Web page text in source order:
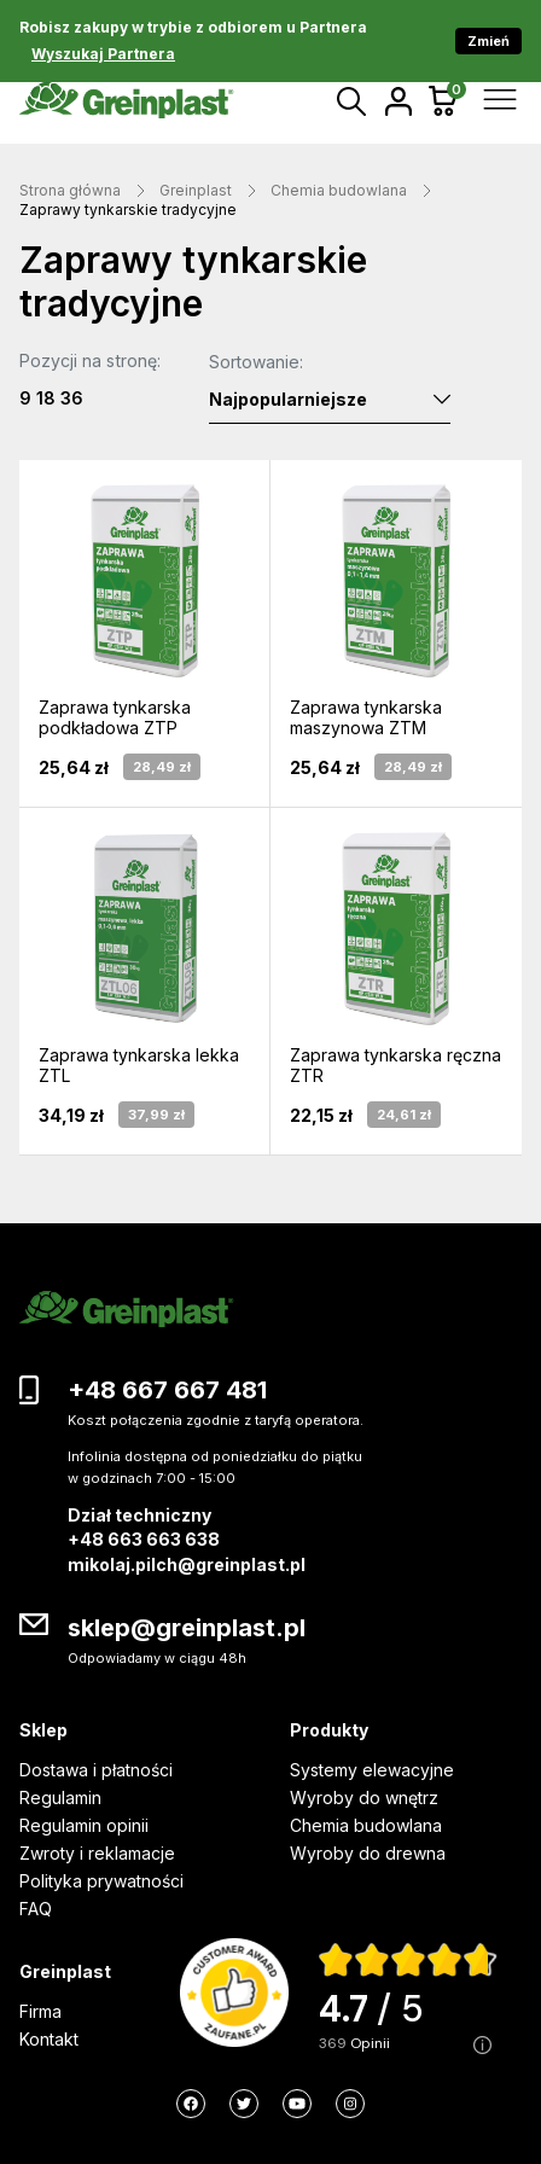
Robisz zakupy w trybie z odbiorem u Partnera
Wyszukaj Partnera
Zmień
0
Strona główna Greinplast
Chemia budowlana
Zaprawy tynkarskie tradycyjne
Zaprawy tynkarskie
tradycyjne
Pozycji na stronę:
9 18 36
Sortowanie:
Zaprawa tynkarska
podkładowa ZTP
25,64 zł
28,49 zł
Zaprawa tynkarska
maszynowa ZTM
25,64 zł
28,49 zł
Zaprawa tynkarska lekka
ZTL
34,19 zł
37,99 zł
Zaprawa tynkarska ręczna
ZTR
22,15 zł
24,61 zł
+48 667 667 481
Koszt połączenia zgodnie z taryfą operatora.
Infolinia dostępna od poniedziałku do piątku
w godzinach 7:00 - 15:00
Dział techniczny
+48 663 663 638
mikolaj.pilch@greinplast.pl
sklep@greinplast.pl
Odpowiadamy w ciągu 48h
Sklep
Dostawa i płatności
Regulamin
Regulamin opinii
Zwroty i reklamacje
Polityka prywatności
FAQ
Produkty
Systemy elewacyjne
Wyroby do wnętrz
Chemia budowlana
Wyroby do drewna
Greinplast
Firma
Kontakt
4.7 / 5
369 opinii